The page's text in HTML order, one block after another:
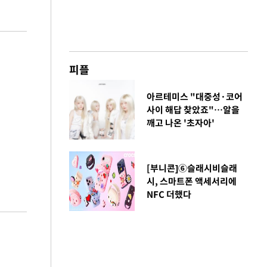
피플
아르테미스 "대중성·코어
사이 해답 찾았죠"…알을
깨고 나온 '초자아'
[부니콘]⑥슬래시비슬래
시, 스마트폰 액세서리에
NFC 더했다